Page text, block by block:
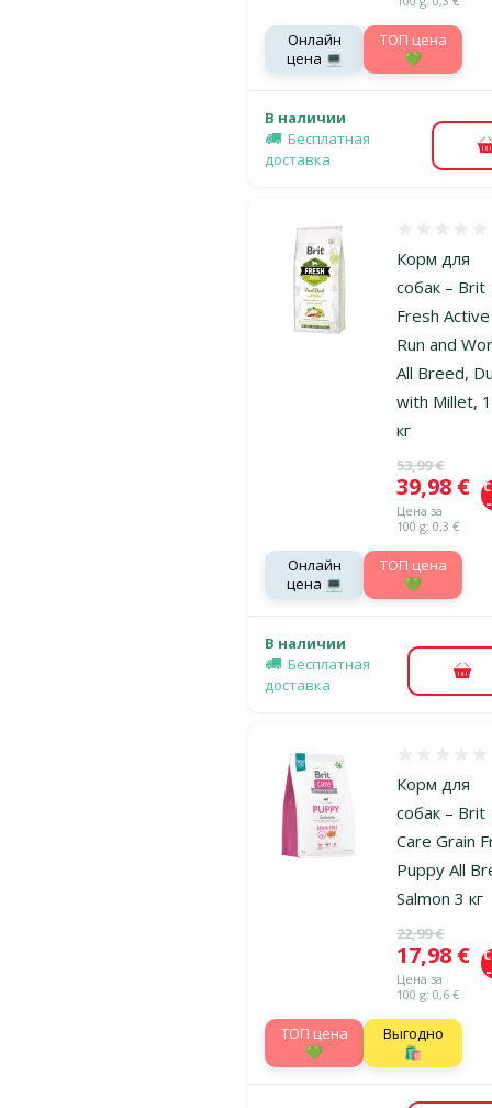
Онлайн
цена 💻
TOП цена
💚
В наличии
Бесплатная
доставка
Корм для
собак – Brit
Fresh Active
Run and
All Breed,
with Millet,
кг
Исходная
53,99 €
Цена
39,98 €
Цена за
100 g: 0,3 €
Онлайн
цена 💻
TOП цена
💚
В наличии
Бесплатная
доставка
В
Корм для
собак – Brit
Care Grain
Puppy All
Salmon 3 кг
Исходная
22,99 €
Цена
17,98 €
Цена за
100 g: 0,6 €
TOП цена
💚
Выгодно
🛍️